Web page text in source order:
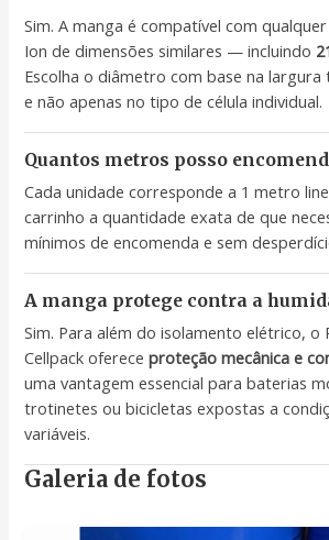
Sim. A manga é compatível com
Ion de dimensões similares — incluindo
Escolha o diâmetro com base na
e não apenas no tipo de célula individual.
Quantos metros posso
Cada unidade corresponde a 1 metro
carrinho a quantidade exata de que
mínimos de encomenda e sem
A manga protege contra a
Sim. Para além do isolamento elétrico,
Cellpack ofereceproteção mecânica e
uma vantagem essencial para baterias
trotinetes ou bicicletas expostas a
variáveis.
Galeria de fotos